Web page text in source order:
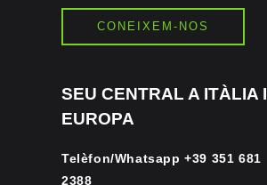
CONEIXEM-NOS
SEU CENTRAL A ITÀLIA I
EUROPA
Telèfon/Whatsapp+39 351 681
2388